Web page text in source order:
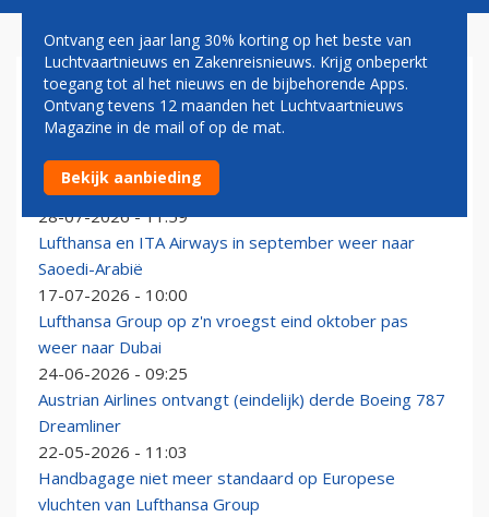
AUSTRIAN AIRLINES
‘Beveiliging valt in slaap’, man stapt moeiteloos
Austrian Airlines-Embraer E195 in
28-07-2026 - 11:59
Lufthansa en ITA Airways in september weer naar
Saoedi-Arabië
17-07-2026 - 10:00
Lufthansa Group op z'n vroegst eind oktober pas
weer naar Dubai
24-06-2026 - 09:25
Austrian Airlines ontvangt (eindelijk) derde Boeing 787
Dreamliner
22-05-2026 - 11:03
Handbagage niet meer standaard op Europese
vluchten van Lufthansa Group
Ontvang een jaar lang 30% korting op het beste van
Luchtvaartnieuws en Zakenreisnieuws. Krijg onbeperkt
toegang tot al het nieuws en de bijbehorende Apps.
Ontvang tevens 12 maanden het Luchtvaartnieuws
Magazine in de mail of op de mat.
Bekijk aanbieding